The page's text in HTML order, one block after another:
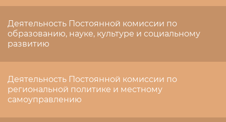
Деятельность Постоянной комиссии по
образованию, науке, культуре и социальному
развитию
Деятельность Постоянной комиссии по
региональной политике и местному
самоуправлению